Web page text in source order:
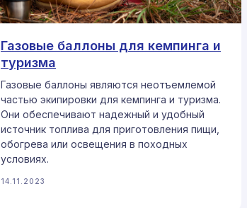
Газовые баллоны для кемпинга и
туризма
Газовые баллоны являются неотъемлемой
частью экипировки для кемпинга и туризма.
Они обеспечивают надежный и удобный
источник топлива для приготовления пищи,
обогрева или освещения в походных
условиях.
14.11.2023